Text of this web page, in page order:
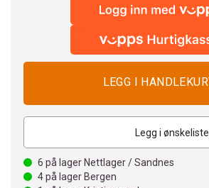
Legg i ønskeliste
6 på lager Nettlager / Sandnes
4på lager Bergen